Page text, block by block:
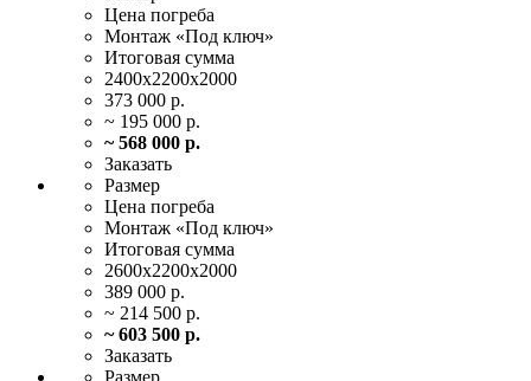
Цена погреба
Монтаж «Под ключ»
Итоговая сумма
2400х2200х2000
373 000 р.
~ 195 000 р.
~ 568 000 р.
Заказать
Размер
Цена погреба
Монтаж «Под ключ»
Итоговая сумма
2600х2200х2000
389 000 р.
~ 214 500 р.
~ 603 500 р.
Заказать
Размер